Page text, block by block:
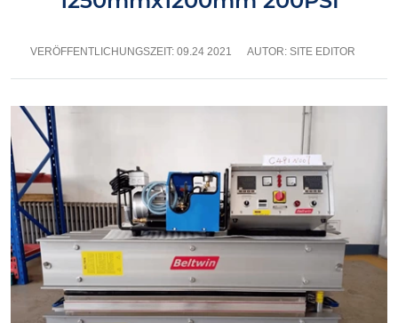
VERÖFFENTLICHUNGSZEIT: 09.24 2021 AUTOR: SITE EDITOR